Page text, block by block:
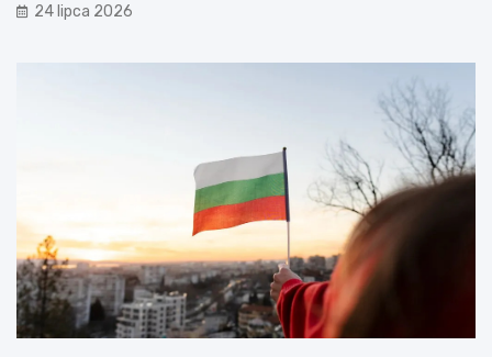
24 lipca 2026